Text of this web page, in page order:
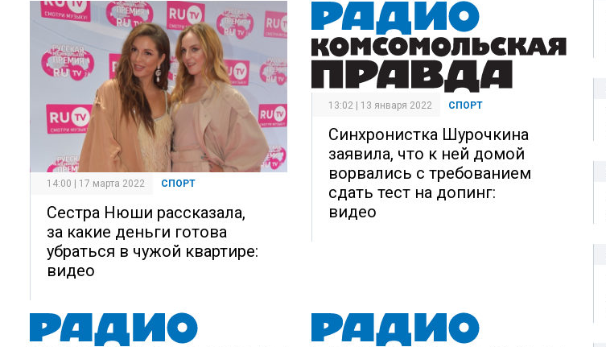
14:00 | 17 марта 2022 СПОРТ
Сестра Нюши рассказала,
за какие деньги готова
убраться в чужой квартире:
видео
13:02 | 13 января 2022 СПОРТ
Синхронистка Шурочкина
заявила, что к ней домой
ворвались с требованием
сдать тест на допинг:
видео